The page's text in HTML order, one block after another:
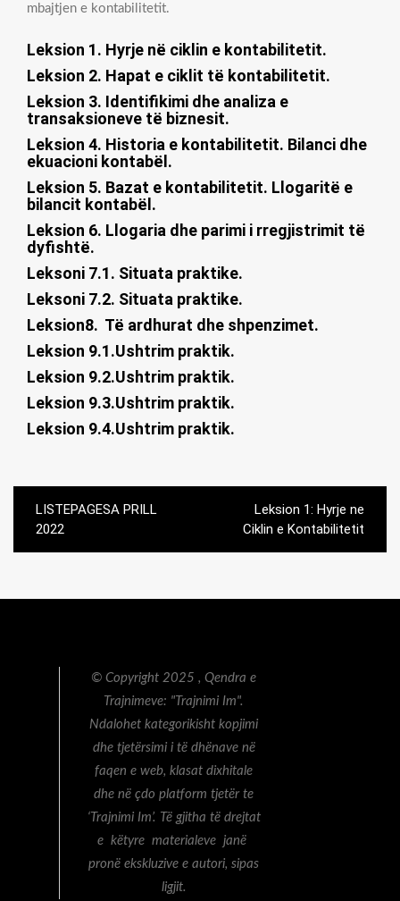
mbajtjen e kontabilitetit.
Leksion 1. Hyrje në ciklin e kontabilitetit.
Leksion 2. Hapat e ciklit të kontabilitetit.
Leksion 3. Identifikimi dhe analiza e
transaksioneve të biznesit.
Leksion 4. Historia e kontabilitetit. Bilanci dhe
ekuacioni kontabël.
Leksion 5. Bazat e kontabilitetit. Llogaritë e
bilancit kontabël.
Leksion 6. Llogaria dhe parimi i rregjistrimit të
dyfishtë.
Leksoni 7.1. Situata praktike.
Leksoni 7.2. Situata praktike.
Leksion8. Të ardhurat dhe shpenzimet.
Leksion 9.1.Ushtrim praktik.
Leksion 9.2.Ushtrim praktik.
Leksion 9.3.Ushtrim praktik.
Leksion 9.4.Ushtrim praktik.
Post
navigation
LISTEPAGESA PRILL
2022
Leksion 1: Hyrje ne
Ciklin e Kontabilitetit
© Copyright 2025 , Qendra e
Trajnimeve: "Trajnimi Im".
Ndalohet kategorikisht kopjimi
dhe tjetërsimi i të dhënave në
faqen e web, klasat dixhitale
dhe në çdo platform tjetër te
‘Trajnimi Im’. Të gjitha të drejtat
e këtyre materialeve janë
pronë ekskluzive e autori, sipas
ligjit.